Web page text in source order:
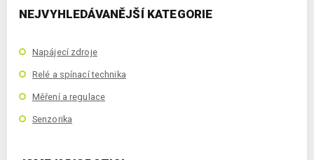
NEJVYHLEDÁVANĚJŠÍ KATEGORIE
Napájecí zdroje
Relé a spínací technika
Měření a regulace
Senzorika